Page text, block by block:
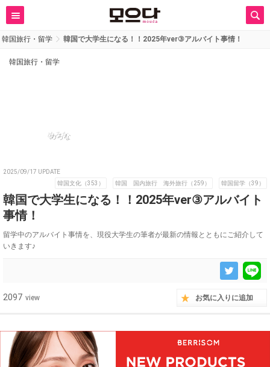
韓国旅行・留学 韓国で大学生になる！！2025年ver③アルバイト事情！
韓国旅行・留学
めろな
2025/09/17 UPDATE
韓国文化（353）
韓国 国内旅行 海外旅行（259） 韓国留学（39）
韓国で大学生になる！！2025年ver③アルバイト
事情！
留学中のアルバイト事情を、現役大学生の筆者が最新の情報とともにご紹介して
いきます♪
2097 view お気に入りに追加